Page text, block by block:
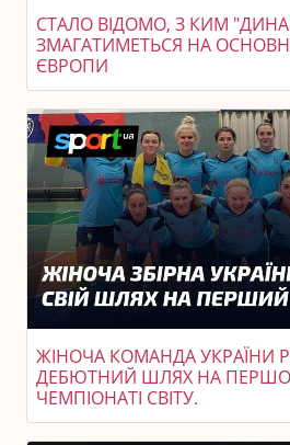
СТАЛО ВІДОМО, З КИМ
ЗМАГАТИМЕТЬСЯ НА
ЄВРОПИ
ЖІНОЧА КОМАНДА УКРАЇНИ
ДЕБЮТНИЙ ШЛЯХ НА
ЧЕМПІОНАТІ СВІТУ.